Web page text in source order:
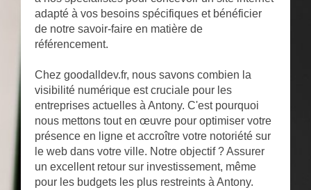
adapté à vos besoins spécifiques et bénéficier
de notre savoir-faire en matière de
référencement.
Chez goodalldev.fr, nous savons combien la
visibilité numérique est cruciale pour les
entreprises actuelles à Antony. C'est pourquoi
nous mettons tout en œuvre pour optimiser votre
présence en ligne et accroître votre notoriété sur
le web dans votre ville. Notre objectif ? Assurer
un excellent retour sur investissement, même
pour les budgets les plus restreints à Antony.